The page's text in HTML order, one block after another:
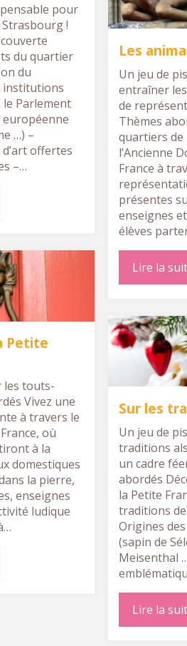
pour
!
du quartier
du
institutions
le Parlement
…) –
offertes
–…
Les
Un jeu de
entraîner
de
Thèmes
quartiers de
l’Ancienne
France à
présentes
enseignes
élèves
Lire la
Petite
les touts-
Vivez une
à travers le
où
à la
domestiques
la pierre,
enseignes
ludique
Sur les
Un jeu de
traditions
un cadre
abordés
la Petite
traditions
Origines
(sapin de
Meisenthal
Lire la